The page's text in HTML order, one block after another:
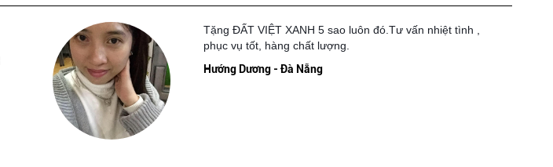
Tặng ĐẤT VIỆT XANH 5 sao luôn đó.Tư vấn nhiệt tình ,
phục vụ tốt, hàng chất lượng.
Hướng Dương - Đà Nẵng